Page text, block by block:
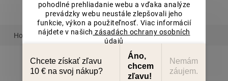
pohodlné prehliadanie webu a vďaka analýze
prevádzky webu neustále zlepšovali jeho
funkcie, výkon a použiteľnosť. Viac informácií
nájdete v našich zásadách ochrany osobních
údajů
Nastavenie
Hodnotenie Podobný tovar Súvisiaci tovar
ZOBRAZIŤ VŠETKY PODOBNÉ PRODUKTY
Chcete získať zľavu
10 € na svoj nákup?
Áno,
chcem
zľavu!
Nemám
záujem.